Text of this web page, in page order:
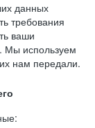
данных
требования
ваши
Мы используем
нам передали.